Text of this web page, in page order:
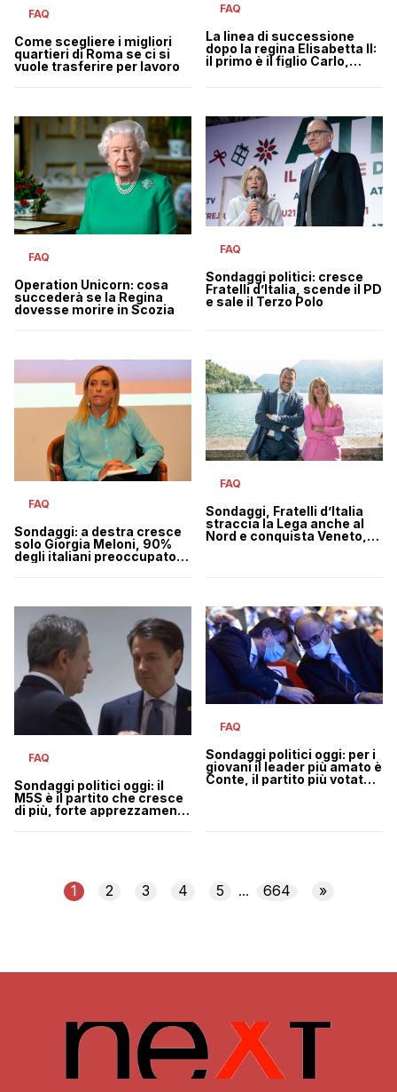
FAQ
Come scegliere i migliori
quartieri di Roma se ci si
vuole trasferire per lavoro
FAQ
La linea di successione
dopo la regina Elisabetta II:
il primo è il figlio Carlo,
FAQ
Operation Unicorn: cosa
succederà se la Regina
dovesse morire in Scozia
FAQ
Sondaggi politici: cresce
Fratelli d’Italia, scende il PD
e sale il Terzo Polo
FAQ
Sondaggi: a destra cresce
solo Giorgia Meloni, 90%
degli italiani preoccupato
FAQ
Sondaggi, Fratelli d’Italia
straccia la Lega anche al
Nord e conquista Veneto,
FAQ
Sondaggi politici oggi: il
M5S è il partito che cresce
di più, forte apprezzamento
FAQ
Sondaggi politici oggi: per i
giovani il leader più amato è
Conte, il partito più votato il
1 2 3 4 5 ... 664 »